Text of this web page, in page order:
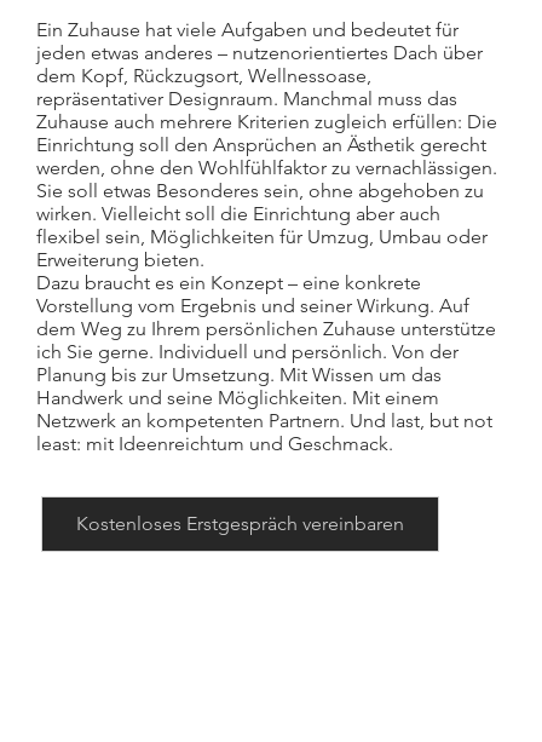
Ein Zuhause hat viele Aufgaben und bedeutet für
jeden etwas anderes – nutzenorientiertes Dach über
dem Kopf, Rückzugsort, Wellnessoase,
repräsentativer Designraum. Manchmal muss das
Zuhause auch mehrere Kriterien zugleich erfüllen: Die
Einrichtung soll den Ansprüchen an Ästhetik gerecht
werden, ohne den Wohlfühlfaktor zu vernachlässigen.
Sie soll etwas Besonderes sein, ohne abgehoben zu
wirken. Vielleicht soll die Einrichtung aber auch
flexibel sein, Möglichkeiten für Umzug, Umbau oder
Erweiterung bieten.
Dazu braucht es ein Konzept – eine konkrete
Vorstellung vom Ergebnis und seiner Wirkung. Auf
dem Weg zu Ihrem persönlichen Zuhause unterstütze
ich Sie gerne. Individuell und persönlich. Von der
Planung bis zur Umsetzung. Mit Wissen um das
Handwerk und seine Möglichkeiten. Mit einem
Netzwerk an kompetenten Partnern. Und last, but not
least: mit Ideenreichtum und Geschmack.
Kostenloses Erstgespräch vereinbaren